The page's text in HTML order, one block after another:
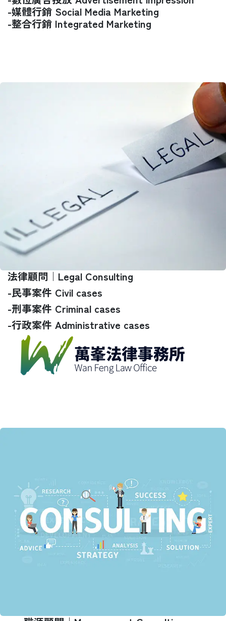
-媒體行銷 Social Media Marketing
-整合行銷 Integrated Marketing
法律顧問｜Legal Consulting
-民事案件 Civil cases
-刑事案件 Criminal cases
-行政案件 Administrative cases